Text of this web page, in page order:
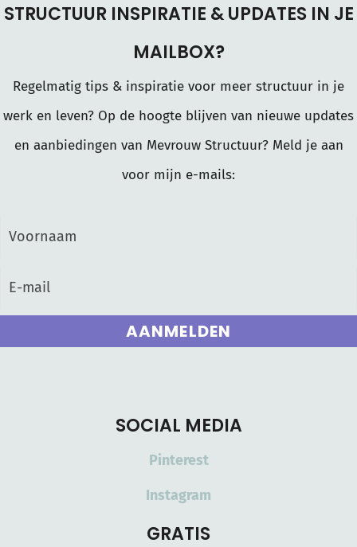
STRUCTUUR INSPIRATIE & UPDATES IN JE
MAILBOX?
Regelmatig tips & inspiratie voor meer structuur in je
werk en leven? Op de hoogte blijven van nieuwe updates
en aanbiedingen van Mevrouw Structuur? Meld je aan
voor mijn e-mails:
AANMELDEN
SOCIAL MEDIA
Pinterest
Instagram
GRATIS